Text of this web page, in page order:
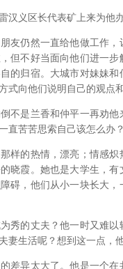
汉义区长代表矿上来为他
友仍然一直给他做工作
但不好当面向他们进一
的归宿。大城市对妹妹
式向他们说明自己的观点和
不是兰香和仲平一再劝
直苦苦思索自己该怎么办？
样的热情，漂亮；情感
晓霞。她也是大学生，
碍，他们从小一块长大
秀的丈夫？他一时又难
妻生活呢？想到这一点，
差异太大了。他是一个